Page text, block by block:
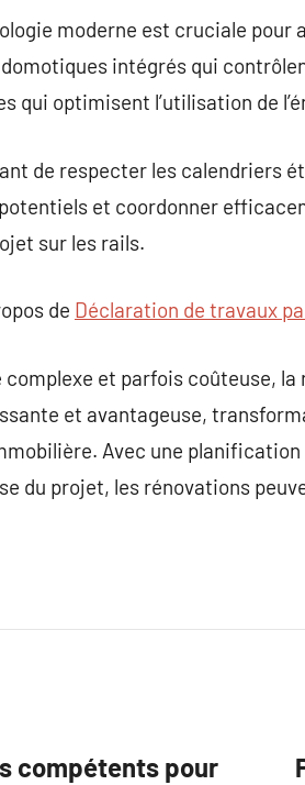
moderne est cruciale pour
intégrés qui
qui optimisent l’utilisation de
de respecter les calendriers
et coordonner
sur les rails.
de Déclaration de travaux
et parfois coûteuse, la
et avantageuse,
Avec une
du projet, les rénovations
compétents pour